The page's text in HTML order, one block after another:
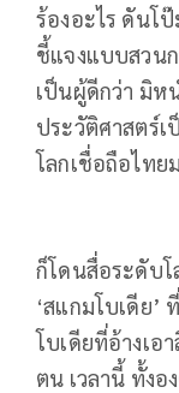
ร้องอะไร ดันโ
ชี้แจงแบบสวน
เป็นผู้ดีกว่า มิห
ประวัติศาสตร์
โลกเชื่อถือไทย
ก็โดนสื่อระดับโ
‘สแกมโบเดีย
โบเดียที่อ้างเอ
ตน เวลานี้ ทั้งอ